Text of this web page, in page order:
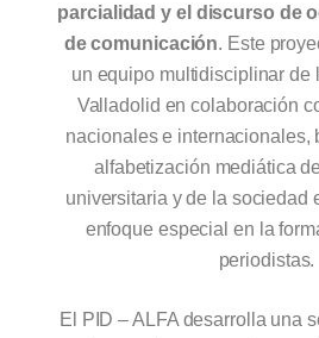
parcialidad y el discurso de
de comunicación. Este
un equipo multidisciplinar de
Valladolid en colaboración
nacionales e internacionales,
alfabetización mediática
universitaria y de la sociedad
enfoque especial en la
periodistas.
El PID – ALFA desarrolla una